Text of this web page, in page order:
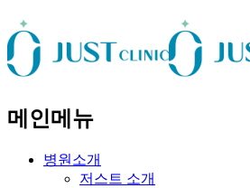
메인메뉴
병원소개
저스트 소개